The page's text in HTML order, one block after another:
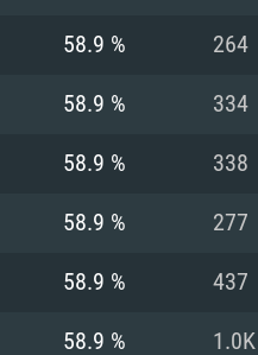
메모리: 16 GB 이상
그래픽 카드:
네트워크: 브로드
여유 저장 공간:
메모리: 16 GB
그래픽 카드:
와 동급의 성능을
지원하는 AMD
58.9 % 264
58.9 % 334
58.9 % 338
58.9 % 277
58.9 % 437
58.9 % 1.0K